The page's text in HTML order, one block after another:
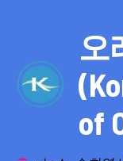
오
of
반세기의 세